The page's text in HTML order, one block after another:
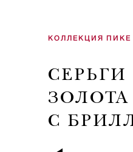
КОЛЛЕКЦИЯ ПИКЕ
С